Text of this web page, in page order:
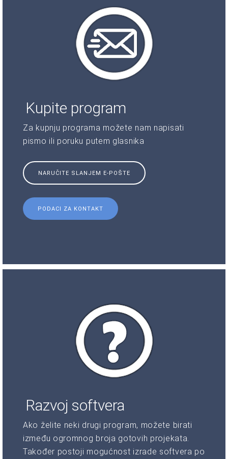
Kupite program
Za kupnju programa možete nam napisati
pismo ili poruku putem glasnika
NARUČITE SLANJEM E-POŠTE
PODACI ZA KONTAKT
Razvoj softvera
Ako želite neki drugi program, možete birati
između ogromnog broja gotovih projekata.
Također postoji mogućnost izrade softvera po